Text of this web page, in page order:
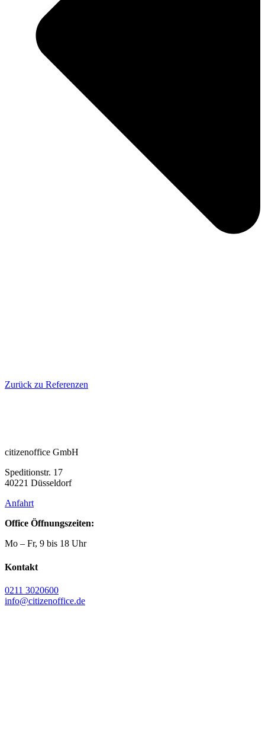
Zurück zu Referenzen
citizenoffice GmbH
Speditionstr. 17
40221 Düsseldorf
Anfahrt
Office Öffnungszeiten:
Mo – Fr, 9 bis 18 Uhr
Kontakt
0211 3020600
info@citizenoffice.de